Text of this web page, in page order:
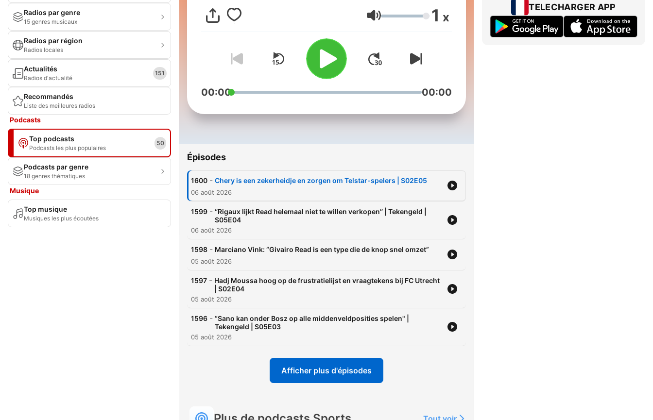
Radios par genre
15 genres musicaux
Radios par région
Radios locales
Actualités
Radios d'actualité
151
Recommandés
Liste des meilleures radios
Podcasts
Top podcasts
Podcasts les plus populaires
50
Podcasts par genre
18 genres thématiques
Musique
Top musique
Musiques les plus écoutées
bijgepraat over het laatste
nieuws in de VriendenLoterij
analyses, pittige meningen en
felle discussies. Zoals je van
ESPN gewend bent. Vanaf 3
augustus is Voetbalpraat weer
donderdag te beluisteren.
Volume 1 x
00:00 00:00
Épisodes
1600 - Chery is een zekerheidje en zorgen om Telstar-spelers | S02E05
06 août 2026
1599 - ‘’Rigaux lijkt Read helemaal niet te willen verkopen’’ | Tekengeld |
S05E04
06 août 2026
1598 - Marciano Vink: “Givairo Read is een type die de knop snel omzet”
05 août 2026
1597 - Hadj Moussa hoog op de frustratielijst en vraagtekens bij FC Utrecht
| S02E04
05 août 2026
1596 - “Sano kan onder Bosz op alle middenveldposities spelen" |
Tekengeld | S05E03
05 août 2026
Afficher plus d'épisodes
TELECHARGER APP